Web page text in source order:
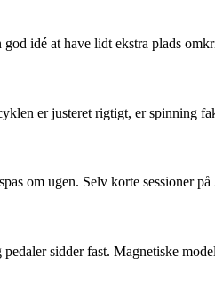
idé at have lidt ekstra plads
er justeret rigtigt, er spinning
om ugen. Selv korte sessioner
sidder fast. Magnetiske